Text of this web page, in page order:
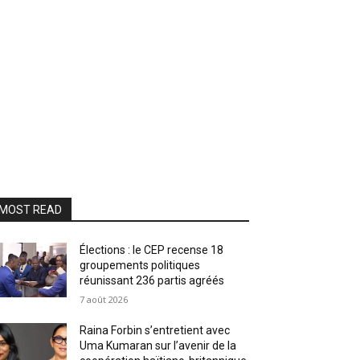
READ
Élections : le CEP recense 18
groupements politiques
réunissant 236 partis agréés
7 août 2026
Raina Forbin s’entretient avec
Uma Kumaran sur l’avenir de la